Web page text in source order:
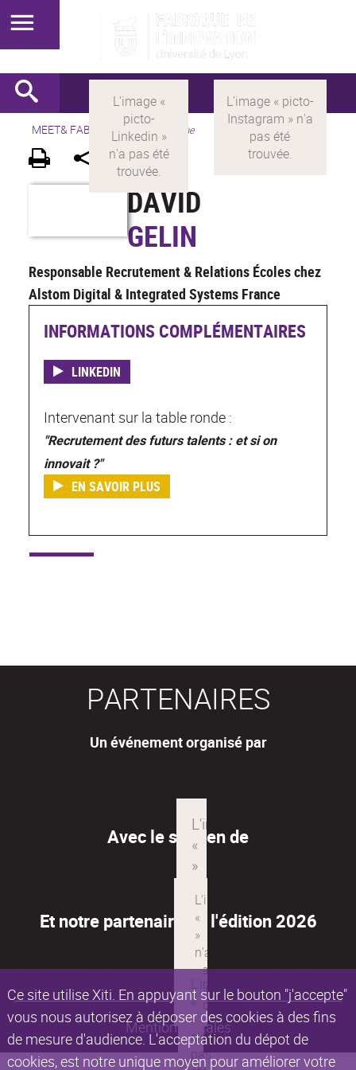
Ce site utilise Xiti. En appuyant sur le bouton "j'accepte"
vous nous autorisez à déposer des cookies à des fins
de mesure d'audience. L'acceptation du dépot de
cookies, est notre unique moyen pour améliorer votre
MEET& FABRIK > FR Programme
DAVID
GELIN
Responsable Recrutement & Relations Écoles chez
Alstom Digital & Integrated Systems France
INFORMATIONS COMPLÉMENTAIRES
LINKEDIN
Intervenant sur la table ronde :
"Recrutement des futurs talents : et si on
innovait ?"
EN SAVOIR PLUS
PARTENAIRES
Un événement organisé par
Avec le soutien de
Et notre partenaire de l'édition 2026
Mentions légales